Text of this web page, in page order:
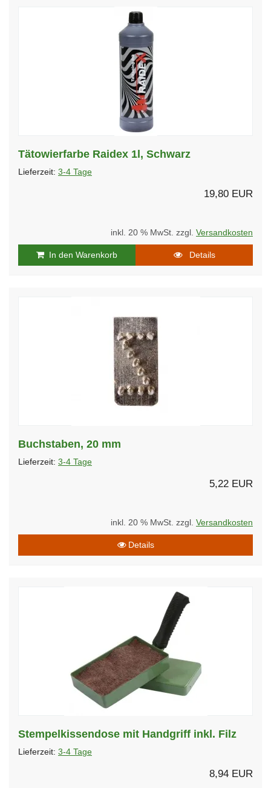
Tätowierfarbe Raidex 1l, Schwarz
Lieferzeit: 3-4 Tage
19,80 EUR
inkl. 20 % MwSt. zzgl. Versandkosten
In den Warenkorb Details
Buchstaben, 20 mm
Lieferzeit: 3-4 Tage
5,22 EUR
inkl. 20 % MwSt. zzgl. Versandkosten
Details
Stempelkissendose mit Handgriff inkl. Filz
Lieferzeit: 3-4 Tage
8,94 EUR